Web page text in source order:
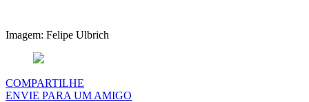
Imagem: Felipe Ulbrich
COMPARTILHE
ENVIE PARA UM AMIGO